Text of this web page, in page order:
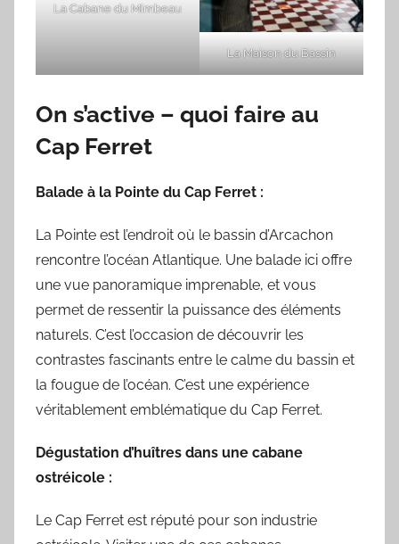
La Cabane du Mimbeau
La Maison du Bassin
On s’active – quoi faire au
Cap Ferret
Balade à la Pointe du Cap Ferret :
La Pointe est l’endroit où le bassin d’Arcachon
rencontre l’océan Atlantique. Une balade ici offre
une vue panoramique imprenable, et vous
permet de ressentir la puissance des éléments
naturels. C’est l’occasion de découvrir les
contrastes fascinants entre le calme du bassin et
la fougue de l’océan. C’est une expérience
véritablement emblématique du Cap Ferret.
Dégustation d’huîtres dans une cabane
ostréicole :
Le Cap Ferret est réputé pour son industrie